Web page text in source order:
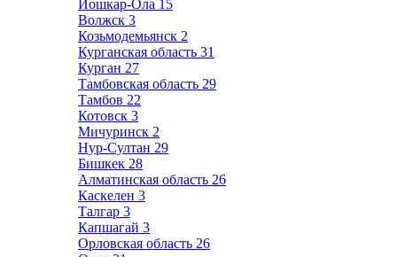
Йошкар-Ола 15
Волжск 3
Козьмодемьянск 2
Курганская область 31
Курган 27
Тамбовская область 29
Тамбов 22
Котовск 3
Мичуринск 2
Нур-Султан 29
Бишкек 28
Алматинская область 26
Каскелен 3
Талгар 3
Капшагай 3
Орловская область 26